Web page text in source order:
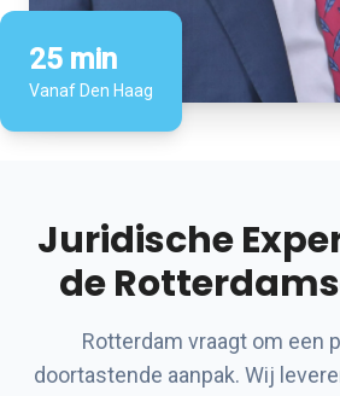
25 min
Vanaf Den Haag
Juridische
de
Rotterdam vraagt om een
doortastende aanpak. Wij